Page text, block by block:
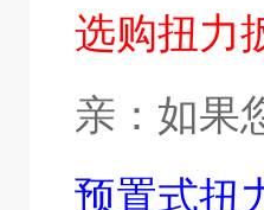
选购扭力
亲：如果
预置式扭